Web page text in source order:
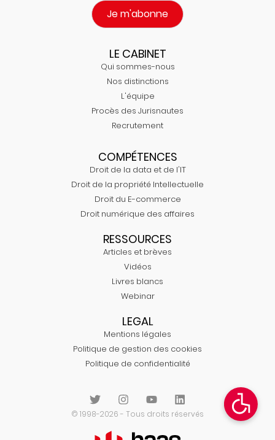
Je m'abonne
LE CABINET
Qui sommes-nous
Nos distinctions
L'équipe
Procès des Jurisnautes
Recrutement
COMPÉTENCES
Droit de la data et de l'IT
Droit de la propriété Intellectuelle
Droit du E-commerce
Droit numérique des affaires
RESSOURCES
Articles et brèves
Vidéos
Livres blancs
Webinar
LEGAL
Mentions légales
Politique de gestion des cookies
Politique de confidentialité
© 1998-2026 - Tous droits réservés